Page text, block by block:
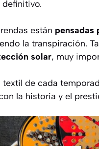
están pensadas
la transpiración.
solar, muy
textil de cada
la historia y el